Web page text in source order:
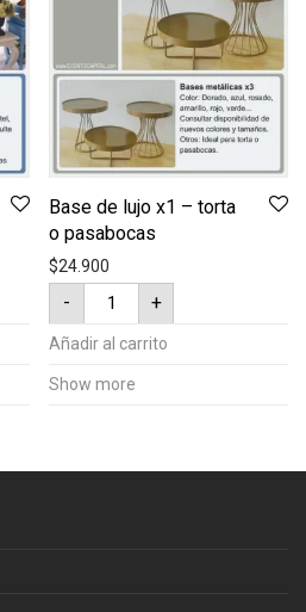
Base de lujo x1 – torta
o pasabocas
$24.900
-
Base
lujo
x1
-
o
+
Añadir al carrito
Show more